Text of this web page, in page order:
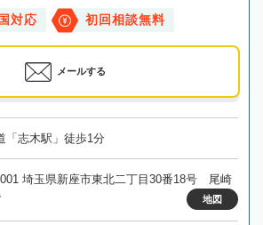
対応 初回相談無料
メールする
「志木駅」徒歩1分
埼玉県新座市東北二丁目30番18号 尾崎
地図